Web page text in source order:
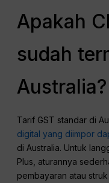
Apakah
sudah
Australia?
Tarif GST standar di
digital yang diimpor
di Australia. Untuk
Plus, aturannya
pembayaran atau